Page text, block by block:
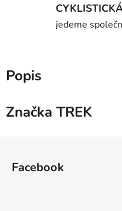
jedeme
Popis
Značka TREK
Facebook